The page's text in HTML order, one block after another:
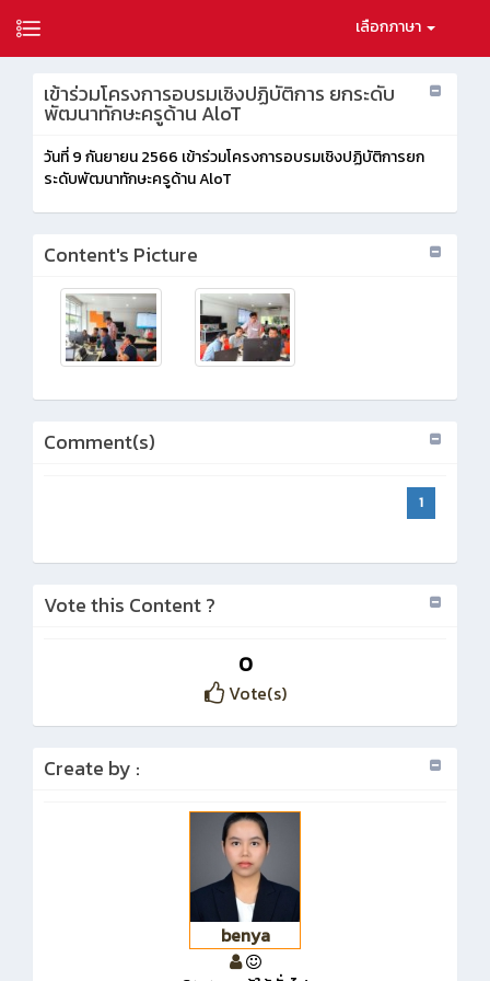
เลือกภาษา
เข้าร่วมโครงการอบรมเชิงปฏิบัติการ ยกระดับ
พัฒนาทักษะครูด้าน AloT
วันที่ 9 กันยายน 2566 เข้าร่วมโครงการอบรมเชิงปฏิบัติการยก
ระดับพัฒนาทักษะครูด้าน AloT
Content's Picture
Comment(s)
1
Vote this Content ?
0
Vote(s)
Create by :
benya